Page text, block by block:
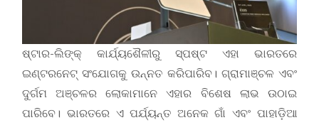
ଷ୍ଟାର-ଲିଙ୍କ୍ କାର୍ଯ୍ୟଶୈଳୀରୁ ସ୍ପଷ୍ଟ ଏହା ଭାରତରେ
ଇଣ୍ଟରନେଟ୍ ସଂଯୋଗକୁ ଉନ୍ନତ କରିପାରିବ। ଗ୍ରାମାଞ୍ଚଳ ଏବଂ
ଦୁର୍ଗମ ଅଞ୍ଚଳର ଲୋକାମାନେ ଏହାର ବିଶେଷ ଲାଭ ଉଠାଇ
ପାରିବେ। ଭାରତରେ ଏ ପର୍ଯ୍ୟନ୍ତ ଅନେକ ଗାଁ ଏବଂ ପାହାଡ଼ିଆ